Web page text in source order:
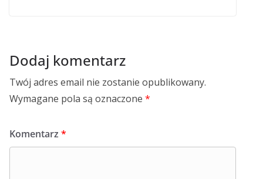
Dodaj komentarz
Twój adres email nie zostanie opublikowany.
Wymagane pola są oznaczone *
Komentarz *